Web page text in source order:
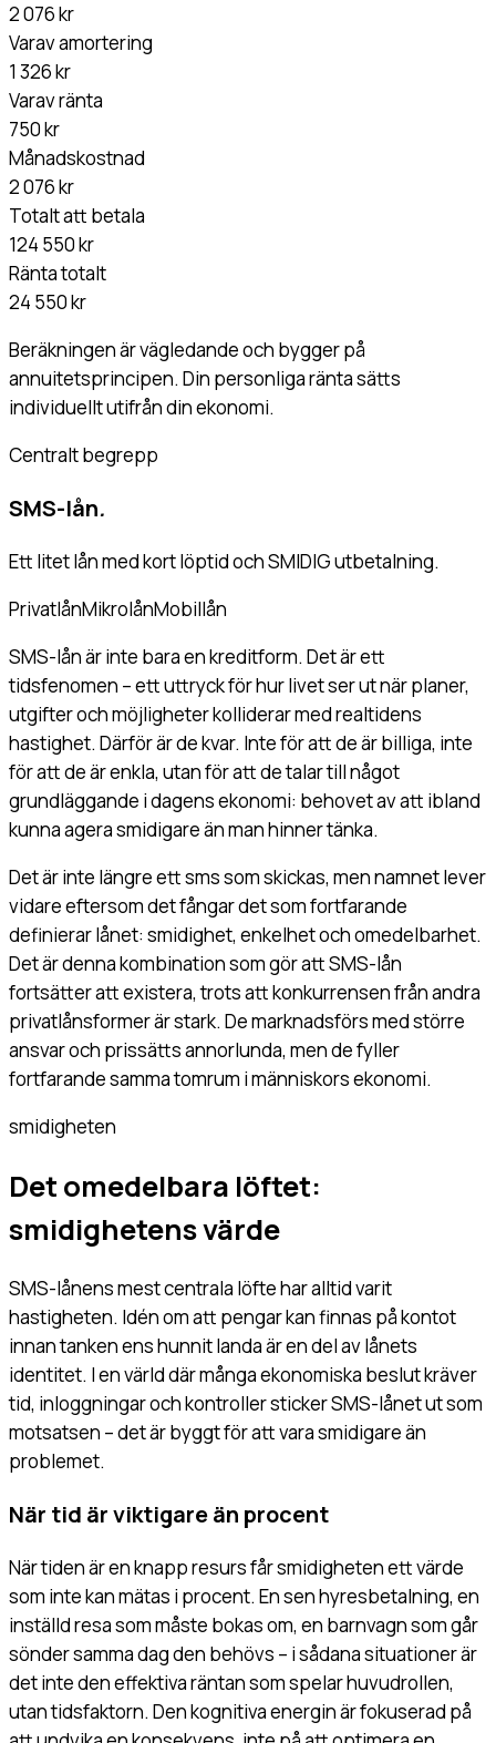
2 076 kr
Varav amortering
1 326 kr
Varav ränta
750 kr
Månadskostnad
2 076 kr
Totalt att betala
124 550 kr
Ränta totalt
24 550 kr
Beräkningen är vägledande och bygger på
annuitetsprincipen. Din personliga ränta sätts
individuellt utifrån din ekonomi.
Centralt begrepp
SMS-lån.
Ett litet lån med kort löptid och SMIDIG utbetalning.
PrivatlånMikrolånMobillån
SMS-lån är inte bara en kreditform. Det är ett
tidsfenomen – ett uttryck för hur livet ser ut när planer,
utgifter och möjligheter kolliderar med realtidens
hastighet. Därför är de kvar. Inte för att de är billiga, inte
för att de är enkla, utan för att de talar till något
grundläggande i dagens ekonomi: behovet av att ibland
kunna agera smidigare än man hinner tänka.
Det är inte längre ett sms som skickas, men namnet lever
vidare eftersom det fångar det som fortfarande
definierar lånet: smidighet, enkelhet och omedelbarhet.
Det är denna kombination som gör att SMS-lån
fortsätter att existera, trots att konkurrensen från andra
privatlånsformer är stark. De marknadsförs med större
ansvar och prissätts annorlunda, men de fyller
fortfarande samma tomrum i människors ekonomi.
smidigheten
Det omedelbara löftet:
smidighetens värde
SMS-lånens mest centrala löfte har alltid varit
hastigheten. Idén om att pengar kan finnas på kontot
innan tanken ens hunnit landa är en del av lånets
identitet. I en värld där många ekonomiska beslut kräver
tid, inloggningar och kontroller sticker SMS-lånet ut som
motsatsen – det är byggt för att vara smidigare än
problemet.
När tid är viktigare än procent
När tiden är en knapp resurs får smidigheten ett värde
som inte kan mätas i procent. En sen hyresbetalning, en
inställd resa som måste bokas om, en barnvagn som går
sönder samma dag den behövs – i sådana situationer är
det inte den effektiva räntan som spelar huvudrollen,
utan tidsfaktorn. Den kognitiva energin är fokuserad på